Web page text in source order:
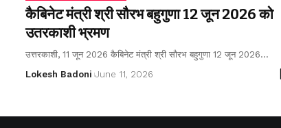
कैबिनेट मंत्री श्री सौरभ बहुगुणा 12 जून 2026 को
उतरकाशी भ्रमण
उत्तरकाशी, 11 जून 2026 कैबिनेट मंत्री श्री सौरभ बहुगुणा 12 जून 2026…
Lokesh Badoni June 11, 2026